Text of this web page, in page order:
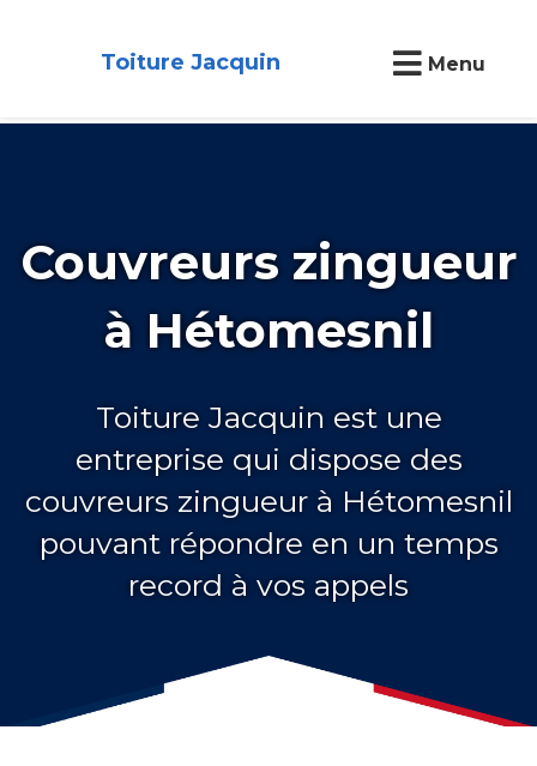
Toiture Jacquin Menu
Couvreurs zingueur
à Hétomesnil
Toiture Jacquin est une
entreprise qui dispose des
couvreurs zingueur à Hétomesnil
pouvant répondre en un temps
record à vos appels